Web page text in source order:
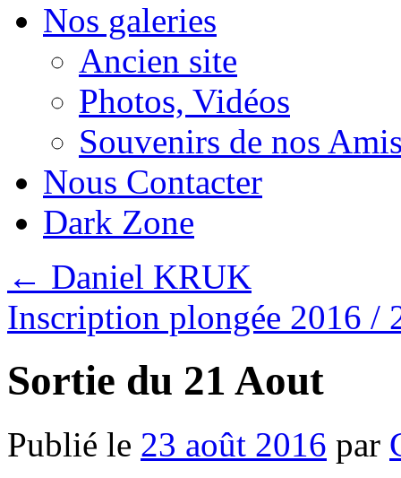
Nos galeries
Ancien site
Photos, Vidéos
Souvenirs de nos
Nous Contacter
Dark Zone
← Daniel KRUK
Inscription plongée 2016 /
Sortie du 21 Aout
Publié le 23 août 2016 par